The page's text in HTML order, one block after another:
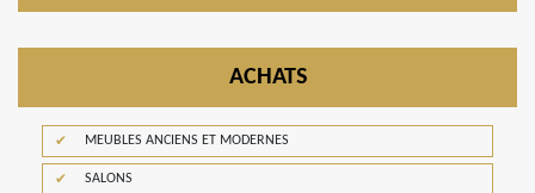
ACHATS
MEUBLES ANCIENS ET MODERNES
SALONS